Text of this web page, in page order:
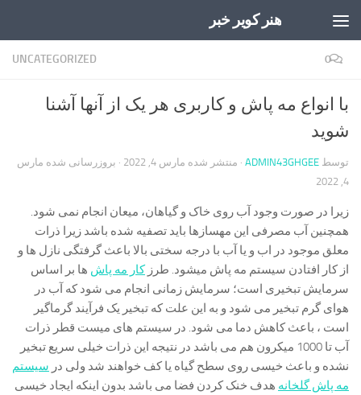
هنر کویر خبر
UNCATEGORIZED 0
با انواع مه پاش و کاربری هر یک از آنها آشنا
شوید
توسط ADMIN43GHGEE · منتشر شده مارس 4, 2022 · بروزرسانی شده مارس
4, 2022
زیرا در صورت وجود آب روی خاک و گیاهان، میعان انجام نمی شود.
همچنین آب مصرفی این مهسازها باید تصفیه شده باشد زیرا ذرات
معلق موجود در اب و یا آب با درجه سختی بالا باعث گرفتگی نازل ها و
از کار افتادن سیستم مه پاش میشود. طرزکار مه پاش ها بر اساس
سرمایش تبخیری است؛ سرمایش زمانی انجام می شود که آب در
هوای گرم تبخیر می شود و به این علت که تبخیر یک فرآیند گرماگیر
است ، باعث کاهش دما می شود. در سیستم های میست قطر ذرات
آب تا 1000 میکرون هم می باشد در نتیجه این ذرات خیلی سریع تبخیر
نشده و باعث خیسی روی سطح گیاه یا کف خواهند شد ولی در سیستم
مه پاش گلخانه هدف خنک کردن فضا می باشد بدون اینکه ایجاد خیسی